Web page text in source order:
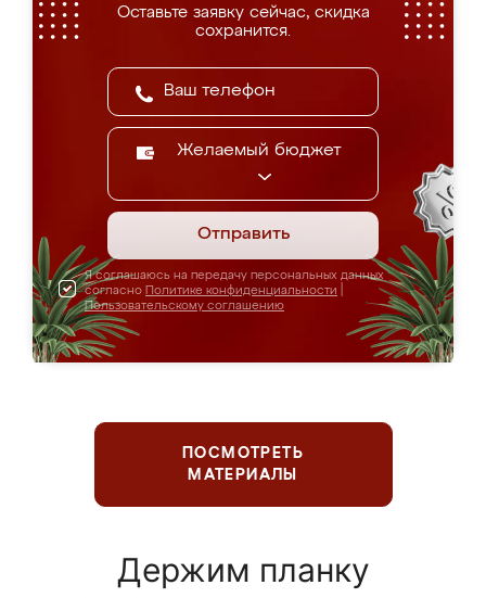
Оставьте заявку сейчас, скидка
сохранится.
Желаемый бюджет
Отправить
Я соглашаюсь на передачу персональных данных
согласно Политике конфиденциальности
Пользовательскому соглашению
ПОСМОТРЕТЬ
МАТЕРИАЛЫ
Держим планку